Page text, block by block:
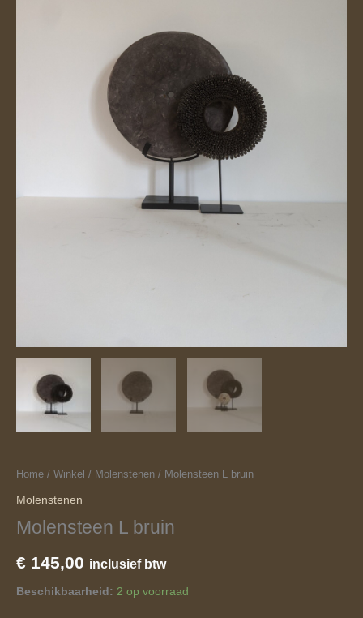
Home / Winkel / Molenstenen / Molensteen L bruin
Molenstenen
Molensteen L bruin
€ 145,00 inclusief btw
Beschikbaarheid: 2 op voorraad